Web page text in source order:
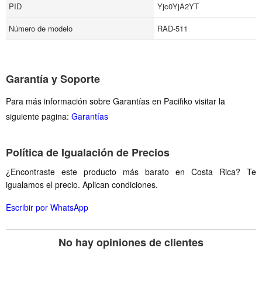
PID
Yjc0YjA2YT
Número de modelo
RAD-511
Garantía y Soporte
Para más información sobre Garantías en Pacifiko visitar la
siguiente pagina: Garantías
Política de Igualación de Precios
¿Encontraste este producto más barato en Costa Rica? Te
igualamos el precio. Aplican condiciones.
Escribir por WhatsApp
No hay opiniones de clientes